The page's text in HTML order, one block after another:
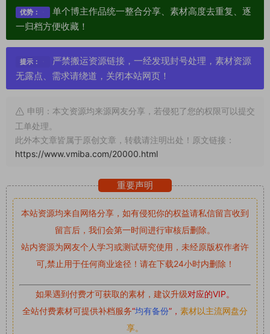
优势：
单个博主作品统一整合分享、素材高度去重复、逐
一归档方便收藏！
提示：
严禁搬运资源链接，一经发现封号处理，素材资源
无露点、需求请绕道，关闭本站网页！
申明：本文资源均来源网友分享，若侵犯了您的权限可以提交
工单处理。
此外本文章皆属于原创文章，转载请注明出处！原文链接：
https://www.vmiba.com/20000.html
重要声明
本站资源均来自网络分享，如有侵犯你的权益请私信留言收到
留言后，我们会第一时间进行审核后删除。
站内资源为网友个人学习或测试研究使用，未经原版权作者许
可,禁止用于任何商业途径！请在下载24小时内删除！
如果遇到付费才可获取的素材，建议升级对应的VIP。
全站付费素材可提供补档服务“均有备份”， 素材以主流网盘分
享。